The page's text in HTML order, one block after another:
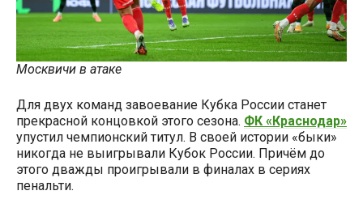
Москвичи в атаке
Для двух команд завоевание Кубка России станет
прекрасной концовкой этого сезона. ФК «Краснодар»
упустил чемпионский титул. В своей истории «быки»
никогда не выигрывали Кубок России. Причём до
этого дважды проигрывали в финалах в сериях
пенальти.